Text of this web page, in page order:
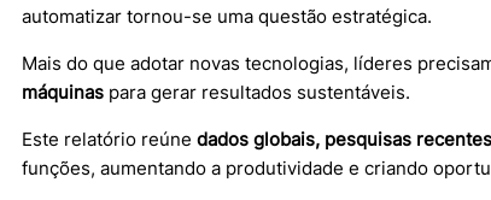
automatizar tornou-se uma questão estratégica.
Mais do que adotar novas tecnologias, líderes
máquinas para gerar resultados sustentáveis.
Este relatório reúne dados globais, pesquisas
funções, aumentando a produtividade e criando